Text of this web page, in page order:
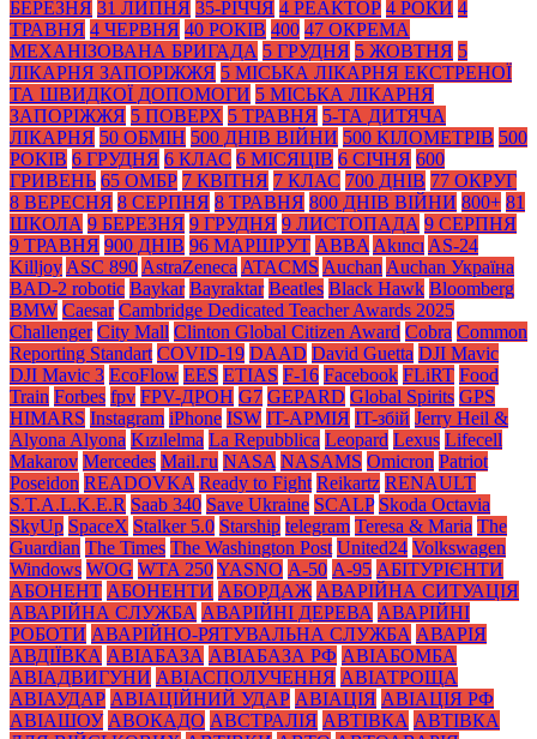
БЕРЕЗНЯ 31 ЛИПНЯ 35-РІЧЧЯ 4 РЕАКТОР 4 РОКИ 4
ТРАВНЯ 4 ЧЕРВНЯ 40 РОКІВ 400 47 ОКРЕМА
МЕХАНІЗОВАНА БРИГАДА 5 ГРУДНЯ 5 ЖОВТНЯ 5
ЛІКАРНЯ ЗАПОРІЖЖЯ 5 МІСЬКА ЛІКАРНЯ ЕКСТРЕНОЇ
ТА ШВИДКОЇ ДОПОМОГИ 5 МІСЬКА ЛІКАРНЯ
ЗАПОРІЖЖЯ 5 ПОВЕРХ 5 ТРАВНЯ 5-ТА ДИТЯЧА
ЛІКАРНЯ 50 ОБМІН 500 ДНІВ ВІЙНИ 500 КІЛОМЕТРІВ 500
РОКІВ 6 ГРУДНЯ 6 КЛАС 6 МІСЯЦІВ 6 СІЧНЯ 600
ГРИВЕНЬ 65 ОМБР 7 КВІТНЯ 7 КЛАС 700 ДНІВ 77 ОКРУГ
8 ВЕРЕСНЯ 8 СЕРПНЯ 8 ТРАВНЯ 800 ДНІВ ВІЙНИ 800+ 81
ШКОЛА 9 БЕРЕЗНЯ 9 ГРУДНЯ 9 ЛИСТОПАДА 9 СЕРПНЯ
9 ТРАВНЯ 900 ДНІВ 96 МАРШРУТ ABBA Akıncı AS-24
Killjoy ASC 890 AstraZeneca ATACMS Auchan Auchan Україна
BAD-2 robotic Baykar Bayraktar Beatles Black Нawk Bloomberg
BMW Caesar Cambridge Dedicated Teacher Awards 2025
Challenger City Mall Clinton Global Citizen Award Cobra Common
Reporting Standart COVID-19 DAAD David Guetta DJI Mavic
DJI Mavic 3 EcoFlow EES ETIAS F-16 Facebook FLiRT Food
Train Forbes fpv FPV-ДРОН G7 GEPARD Global Spirits GPS
HIMARS Instagram iPhone ISW IT-АРМІЯ IT-збій Jerry Heil &
Alyona Alyona Kızılelma La Repubblica Leopard Lexus Lifecell
Makarov Mercedes Mаil.гu NASA NASAMS Omicron Patriot
Poseidon READOVKA Ready to Fight Reikartz RENAULT
S.T.A.L.K.E.R Saab 340 Save Ukraine SCALP Skoda Octavia
SkyUp SpaceX Stalker 5.0 Starship telegram Teresa & Maria The
Guardian The Times The Washington Post United24 Volkswagen
Windows WOG WTA 250YASNO А-50 А-95 АБІТУРІЄНТИ
АБОНЕНТ АБОНЕНТИ АБОРДАЖ АВАРІЙНА СИТУАЦІЯ
АВАРІЙНА СЛУЖБА АВАРІЙНІ ДЕРЕВА АВАРІЙНІ
РОБОТИ АВАРІЙНО-РЯТУВАЛЬНА СЛУЖБА АВАРІЯ
АВДІЇВКА АВІАБАЗА АВІАБАЗА РФ АВІАБОМБА
АВІАДВИГУНИ АВІАСПОЛУЧЕННЯ АВІАТРОЩА
АВІАУДАР АВІАЦІЙНИЙ УДАР АВІАЦІЯ АВІАЦІЯ РФ
АВІАШОУ АВОКАДО АВСТРАЛІЯ АВТІВКА АВТІВКА